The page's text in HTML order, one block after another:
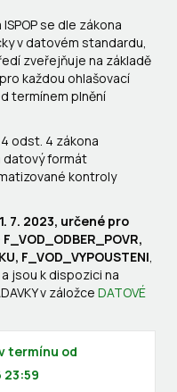
se dle zákona
v datovém standardu,
zveřejňuje na základě
každou ohlašovací
termínem plnění
odst. 4 zákona
datový formát
kontroly
7. 2023, určené pro
F_VOD_VYPOUSTENI,
jsou k dispozici na
v záložce DATOVÉ
termínu od
23:59